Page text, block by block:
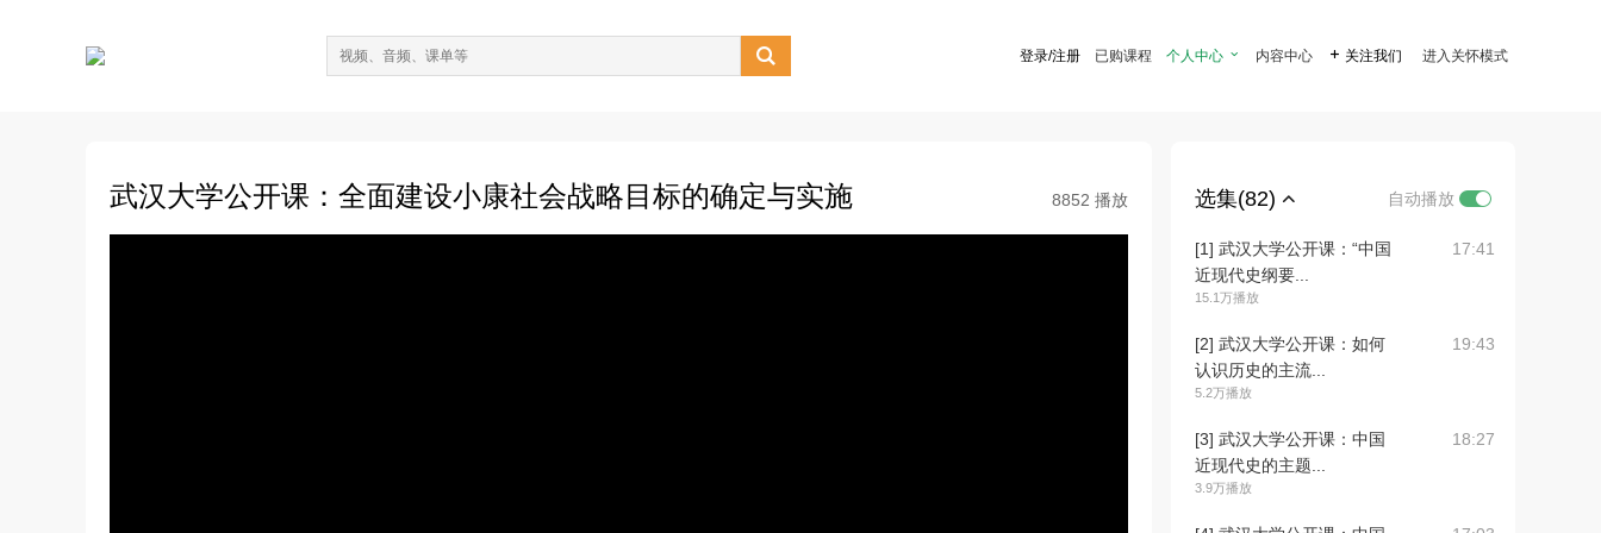
 登录/注册 已购课程 个人中心  内容中心  关注我们 进入关怀模式
武汉大学公开课：全面建设小康社会战略目标的确定与实施 8852 播放 选集(82) 自动播放
[1] 武汉大学公开课：“中国
近现代史纲要...
15.1万播放
17:41
[2] 武汉大学公开课：如何
认识历史的主流...
5.2万播放
19:43
[3] 武汉大学公开课：中国
近现代史的主题...
3.9万播放
18:27